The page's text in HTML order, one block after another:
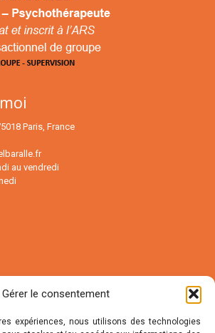
Gérer le consentement
expériences, nous utilisons des technologies
Paris, France
au vendredi